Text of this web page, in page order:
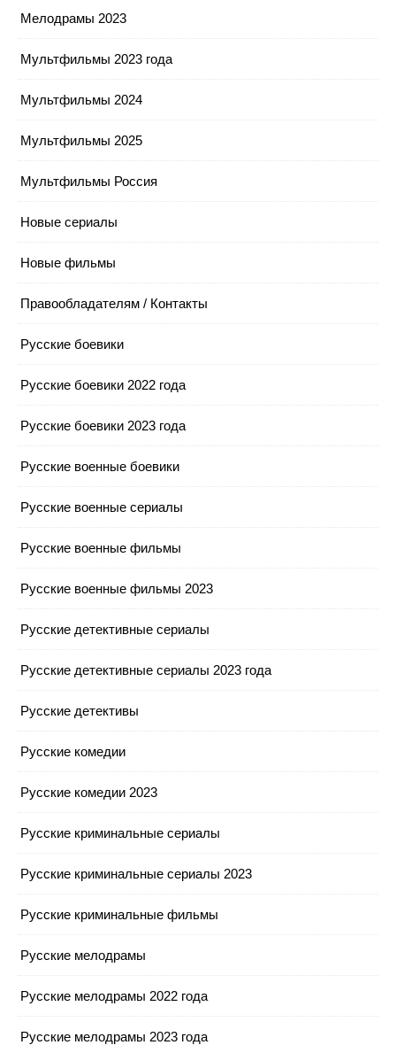
Мелодрамы 2023
Мультфильмы 2023 года
Мультфильмы 2024
Мультфильмы 2025
Мультфильмы Россия
Новые сериалы
Новые фильмы
Правообладателям / Контакты
Русские боевики
Русские боевики 2022 года
Русские боевики 2023 года
Русские военные боевики
Русские военные сериалы
Русские военные фильмы
Русские военные фильмы 2023
Русские детективные сериалы
Русские детективные сериалы 2023 года
Русские детективы
Русские комедии
Русские комедии 2023
Русские криминальные сериалы
Русские криминальные сериалы 2023
Русские криминальные фильмы
Русские мелодрамы
Русские мелодрамы 2022 года
Русские мелодрамы 2023 года